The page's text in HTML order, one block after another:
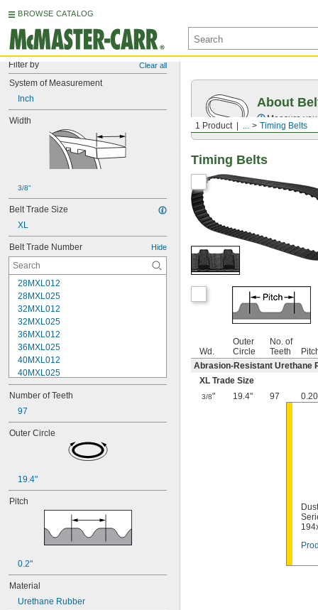
BROWSE CATALOG
Filter by Clear all
System of Measurement
Inch
Width
3/8"
Belt Trade Size
XL
Belt Trade Number Hide
28MXL012
28MXL025
32MXL012
32MXL025
36MXL012
36MXL025
40MXL012
40MXL025
44MXL012
44MXL025
48MXL012
48MXL025
50XL025
52MXL025
56MXL012
56MXL025
60MXL012
60MXL025
60XL025
60XL037
64MXL012
64MXL025
68MXL012
Number of Teeth
97
Outer Circle
19.4"
Pitch
0.2"
Material
Urethane Rubber
1 Product ... Timing Belts
About
Measure
Timing Belts
Wd.
Outer
Circle
No. of
Teeth
Abrasion-Resistant Urethane
XL Trade Size
3/8" 19.4" 97